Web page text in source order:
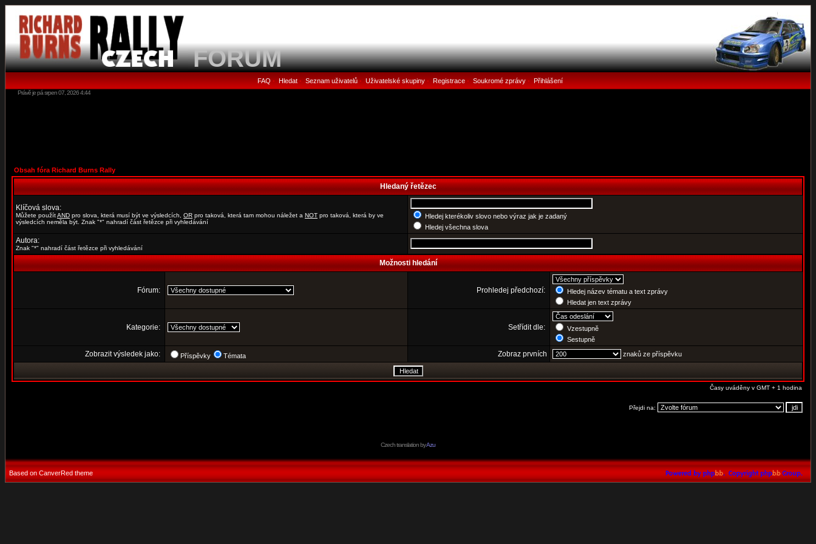
FORUM
FAQ • Hledat• Seznam uživatelů• Uživatelské skupiny• Registrace• Soukromé zprávy• Přihlášení
Právě je pá srpen 07, 2026 4:44
Obsah fóra Richard Burns Rally
Hledaný řetězec
Klíčová slova:
Můžete použítAND pro slova, která musí být ve výsledcích, OR pro taková, která tam mohou náležet a NOT pro taková, která by ve
výsledcích neměla být. Znak "*" nahradí část řetězce při vyhledávání
Hledej kterékoliv slovo nebo výraz jak je zadaný
Hledej všechna slova
Autora:
Znak "*" nahradí část řetězce při vyhledávání
Možnosti hledání
Fórum: Prohledej předchozí:
Hledej název tématu a text zprávy
Hledat jen text zprávy
Kategorie: Setřídit dle:
Vzestupně
Sestupně
Zobrazit výsledek jako: Příspěvky Témata Zobraz prvních znaků ze příspěvku
Časy uváděny v GMT + 1 hodina
Přejdi na:
Czech translation byAzu
Based on CanverRed theme